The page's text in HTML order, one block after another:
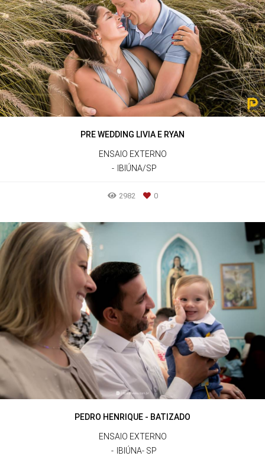
PRE WEDDING LIVIA E RYAN
ENSAIO EXTERNO
IBIÚNA/SP
2982 0
PEDRO HENRIQUE - BATIZADO
ENSAIO EXTERNO
IBIÚNA- SP